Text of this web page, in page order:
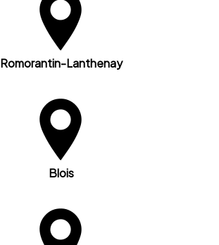
Romorantin-Lanthenay
Blois